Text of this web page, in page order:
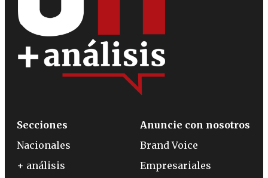
Secciones
Nacionales
+ análisis
Anuncie con nosotros
Brand Voice
Empresariales